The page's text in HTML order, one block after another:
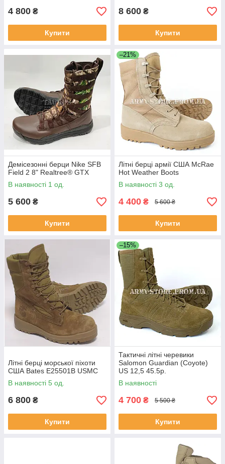
4 800 ₴
Купити
8 600 ₴
Купити
Демісезонні берци Nike SFB
Field 2 8" Realtree® GTX
В наявності 1 од.
5 600 ₴
Купити
–21%
Літні берці армії США McRae
Hot Weather Boots
В наявності 3 од.
4 400 ₴ 5 600 ₴
Купити
Літні берці морської піхоти
США Bates E25501B USMC
В наявності 5 од.
6 800 ₴
Купити
–15%
Тактичні літні черевики
Salomon Guardian (Coyote)
US 12,5 45.5р.
В наявності
4 700 ₴ 5 500 ₴
Купити